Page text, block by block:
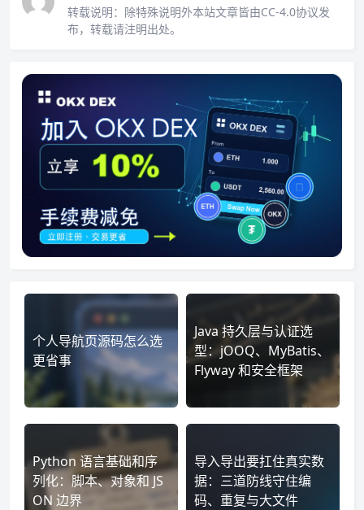
转载说明： 除特殊说明外本站文章皆由CC-4.0协议发
布，转载请注明出处。
个人导航页源码怎么选
更省事
Java 持久层与认证选
型：jOOQ、MyBatis、
Flyway 和安全框架
Python 语言基础和序
列化：脚本、对象和 JS
ON 边界
导入导出要扛住真实数
据：三道防线守住编
码、重复与大文件